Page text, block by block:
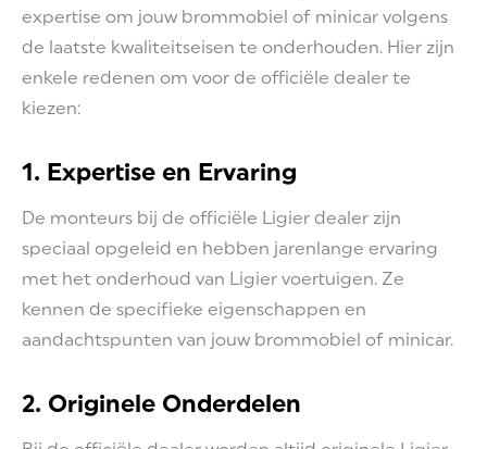
expertise om jouw brommobiel of minicar volgens
de laatste kwaliteitseisen te onderhouden. Hier zijn
enkele redenen om voor de officiële dealer te
kiezen:
1. Expertise en Ervaring
De monteurs bij de officiële Ligier dealer zijn
speciaal opgeleid en hebben jarenlange ervaring
met het onderhoud van Ligier voertuigen. Ze
kennen de specifieke eigenschappen en
aandachtspunten van jouw brommobiel of minicar.
2. Originele Onderdelen